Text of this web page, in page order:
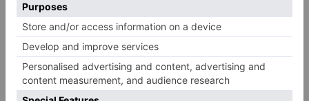
4
La provincia de Burgos celebra